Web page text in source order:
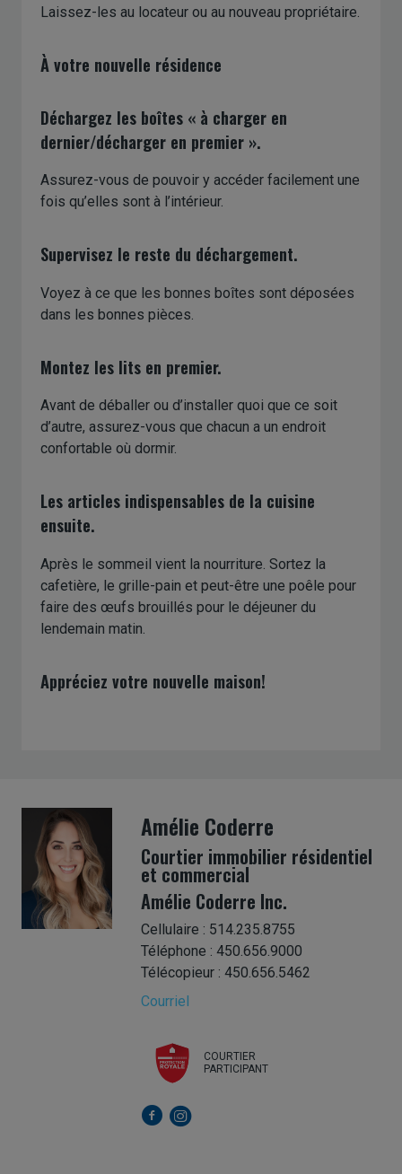
Laissez-les au locateur ou au nouveau propriétaire.
À votre nouvelle résidence
Déchargez les boîtes « à charger en
dernier/décharger en premier ».
Assurez-vous de pouvoir y accéder facilement une
fois qu’elles sont à l’intérieur.
Supervisez le reste du déchargement.
Voyez à ce que les bonnes boîtes sont déposées
dans les bonnes pièces.
Montez les lits en premier.
Avant de déballer ou d’installer quoi que ce soit
d’autre, assurez-vous que chacun a un endroit
confortable où dormir.
Les articles indispensables de la cuisine
ensuite.
Après le sommeil vient la nourriture. Sortez la
cafetière, le grille-pain et peut-être une poêle pour
faire des œufs brouillés pour le déjeuner du
lendemain matin.
Appréciez votre nouvelle maison!
Amélie Coderre
Courtier immobilier résidentiel
et commercial
Amélie Coderre Inc.
Cellulaire : 514.235.8755
Téléphone : 450.656.9000
Télécopieur : 450.656.5462
Courriel
COURTIER
PARTICIPANT